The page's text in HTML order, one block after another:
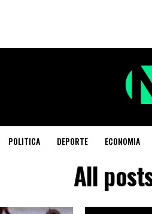
POLITICA DEPORTE ECONOMIA
All